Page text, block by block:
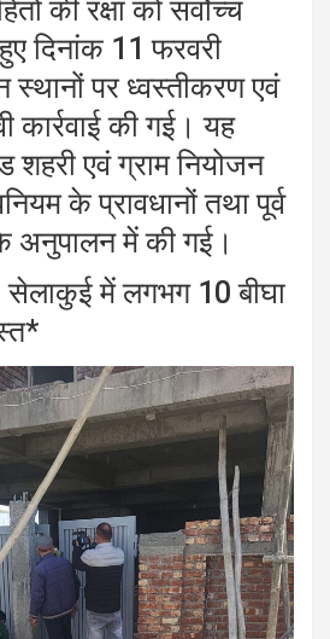
की रक्षा को सर्वोच्च
दिनांक 11 फरवरी
स्थानों पर ध्वस्तीकरण एवं
कार्रवाई की गई। यह
शहरी एवं ग्राम नियोजन
के प्रावधानों तथा पूर्व
अनुपालन में की गई।
सेलाकुई में लगभग 10 बीघा